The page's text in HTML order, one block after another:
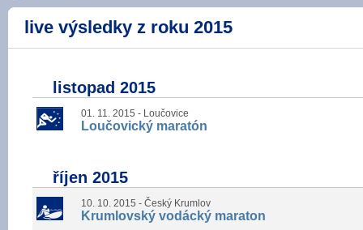
live výsledky z roku 2015
listopad 2015
01. 11. 2015 - Loučovice
Loučovický maratón
říjen 2015
10. 10. 2015 - Český Krumlov
Krumlovský vodácký maraton